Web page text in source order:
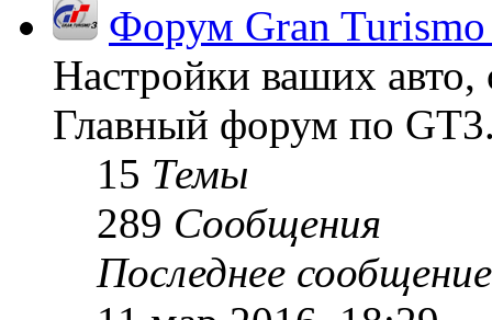
Форум Gran
Настройки ваших авто,
Главный форум по
15 Темы
289 Сообщения
Последнее сообщение